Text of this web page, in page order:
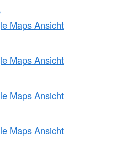
Maps Ansicht
Maps Ansicht
Maps Ansicht
Maps Ansicht